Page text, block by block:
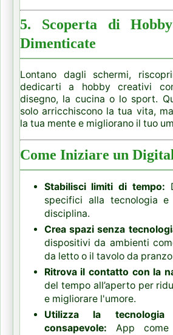
5. Scoperta di
Dimenticate
Lontano dagli schermi,
dedicarti a hobby creativi
disegno, la cucina o lo sport.
solo arricchiscono la tua vita,
la tua mente e migliorano il tuo
Come Iniziare un
Stabilisci limiti di tempo:
specifici alla tecnologia e
disciplina.
Crea spazi senza
dispositivi da ambienti
da letto o il tavolo da
Ritrova il contatto con la
del tempo all’aperto per
e migliorare l'umore.
Utilizza la
consapevole: App come